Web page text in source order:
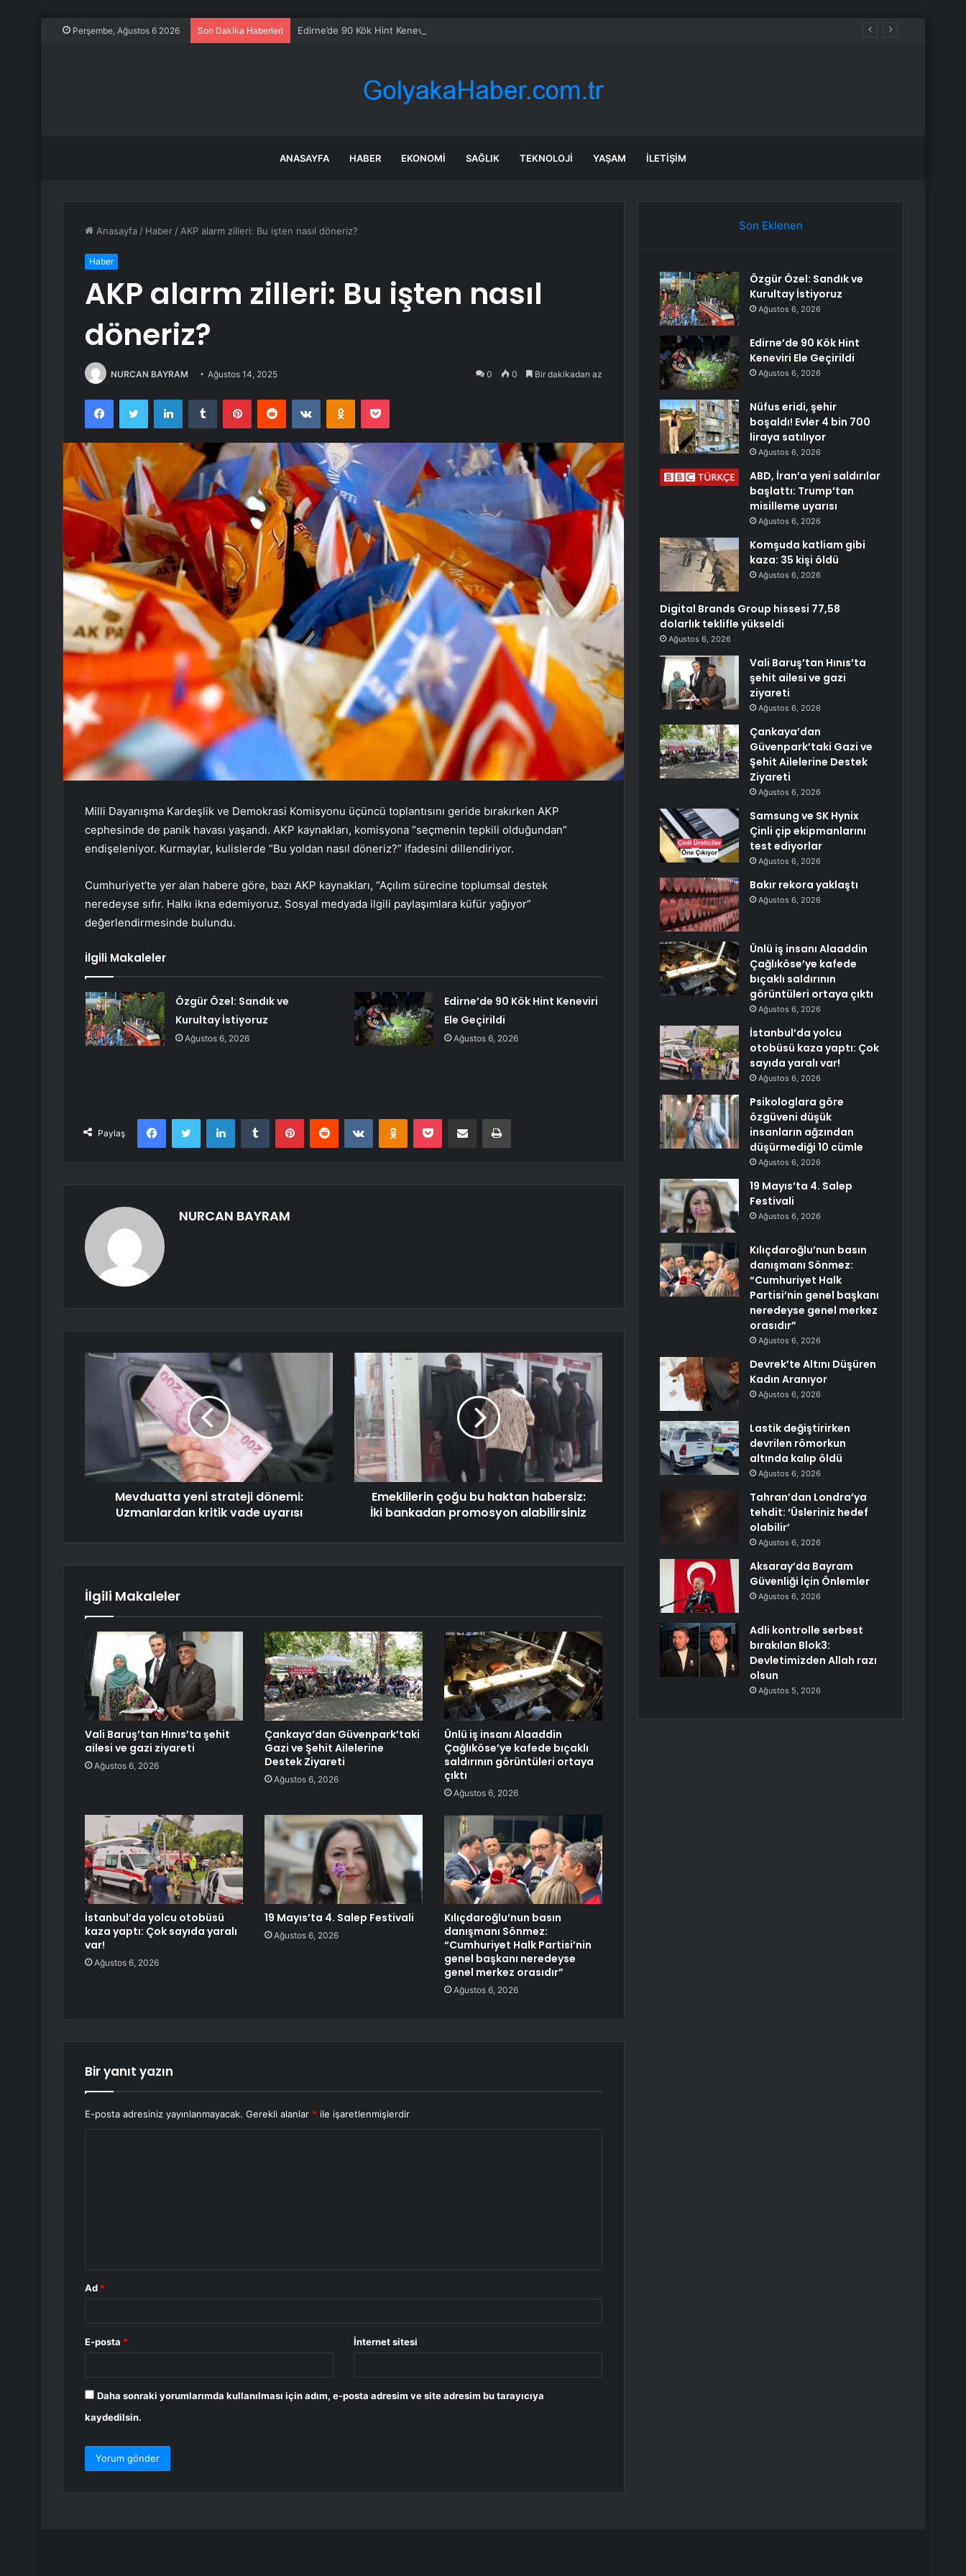
Perşembe, Ağustos 6 2026 Son Dakika Haberleri Edirne’de 90 Kök Hint Keneviri Ele Geçirildi
ANASAYFA HABER EKONOMI SAĞLIK TEKNOLOJI YAŞAM İLETIŞIM
Anasayfa / Haber / AKP alarm zilleri: Bu işten nasıl döneriz?
Haber
AKP alarm zilleri: Bu işten nasıl
döneriz?
NURCAN BAYRAM Ağustos 14, 2025 0 0 Bir dakikadan az
FacebookTwitter LinkedInTumblr PinterestReddit VKontakteOdnoklassniki
Pocket
Milli Dayanışma Kardeşlik ve Demokrasi Komisyonu üçüncü toplantısını geride bırakırken AKP
cephesinde de panik havası yaşandı. AKP kaynakları, komisyona “seçmenin tepkili olduğundan”
endişeleniyor. Kurmaylar, kulislerde “Bu yoldan nasıl döneriz?” ifadesini dillendiriyor.
Cumhuriyet’te yer alan habere göre, bazı AKP kaynakları, “Açılım sürecine toplumsal destek
neredeyse sıfır. Halkı ikna edemiyoruz. Sosyal medyada ilgili paylaşımlara küfür yağıyor”
değerlendirmesinde bulundu.
İlgili Makaleler
Özgür Özel: Sandık ve
Kurultay İstiyoruz
Ağustos 6, 2026
Edirne’de 90 Kök Hint Keneviri
Ele Geçirildi
Ağustos 6, 2026
Paylaş
FacebookTwitter LinkedInTumblr PinterestReddit VKontakteOdnoklassniki
Pocket E-Posta ile paylaş Yazdır
NURCAN BAYRAM
Mevduatta yeni strateji dönemi:
Uzmanlardan kritik vade uyarısı
Emeklilerin çoğu bu haktan habersiz:
İki bankadan promosyon alabilirsiniz
İlgili Makaleler
Vali Baruş’tan Hınıs’ta şehit
ailesi ve gazi ziyareti
Ağustos 6, 2026
Çankaya’dan Güvenpark’taki
Gazi ve Şehit Ailelerine
Destek Ziyareti
Ağustos 6, 2026
Ünlü iş insanı Alaaddin
Çağlıköse’ye kafede bıçaklı
saldırının görüntüleri ortaya
çıktı
Ağustos 6, 2026
İstanbul’da yolcu otobüsü
kaza yaptı: Çok sayıda yaralı
var!
Ağustos 6, 2026
19 Mayıs’ta 4. Salep Festivali
Ağustos 6, 2026
Kılıçdaroğlu’nun basın
danışmanı Sönmez:
“Cumhuriyet Halk Partisi’nin
genel başkanı neredeyse
genel merkez orasıdır”
Ağustos 6, 2026
Bir yanıt yazın
E-posta adresiniz yayınlanmayacak. Gerekli alanlar * ile işaretlenmişlerdir
Ad *
E-posta * İnternet sitesi
Daha sonraki yorumlarımda kullanılması için adım, e-posta adresim ve site adresim bu tarayıcıya
kaydedilsin.
Son Eklenen
Özgür Özel: Sandık ve
Kurultay İstiyoruz
Ağustos 6, 2026
Edirne’de 90 Kök Hint
Keneviri Ele Geçirildi
Ağustos 6, 2026
Nüfus eridi, şehir
boşaldı! Evler 4 bin 700
liraya satılıyor
Ağustos 6, 2026
ABD, İran’a yeni saldırılar
başlattı: Trump’tan
misilleme uyarısı
Ağustos 6, 2026
Komşuda katliam gibi
kaza: 35 kişi öldü
Ağustos 6, 2026
Digital Brands Group hissesi 77,58
dolarlık teklifle yükseldi
Ağustos 6, 2026
Vali Baruş’tan Hınıs’ta
şehit ailesi ve gazi
ziyareti
Ağustos 6, 2026
Çankaya’dan
Güvenpark’taki Gazi ve
Şehit Ailelerine Destek
Ziyareti
Ağustos 6, 2026
Samsung ve SK Hynix
Çinli çip ekipmanlarını
test ediyorlar
Ağustos 6, 2026
Bakır rekora yaklaştı
Ağustos 6, 2026
Ünlü iş insanı Alaaddin
Çağlıköse’ye kafede
bıçaklı saldırının
görüntüleri ortaya çıktı
Ağustos 6, 2026
İstanbul’da yolcu
otobüsü kaza yaptı: Çok
sayıda yaralı var!
Ağustos 6, 2026
Psikologlara göre
özgüveni düşük
insanların ağzından
düşürmediği 10 cümle
Ağustos 6, 2026
19 Mayıs’ta 4. Salep
Festivali
Ağustos 6, 2026
Kılıçdaroğlu’nun basın
danışmanı Sönmez:
“Cumhuriyet Halk
Partisi’nin genel başkanı
neredeyse genel merkez
orasıdır”
Ağustos 6, 2026
Devrek’te Altını Düşüren
Kadın Aranıyor
Ağustos 6, 2026
Lastik değiştirirken
devrilen römorkun
altında kalıp öldü
Ağustos 6, 2026
Tahran’dan Londra’ya
tehdit: ‘Üsleriniz hedef
olabilir’
Ağustos 6, 2026
Aksaray’da Bayram
Güvenliği İçin Önlemler
Ağustos 6, 2026
Adli kontrolle serbest
bırakılan Blok3:
Devletimizden Allah razı
olsun
Ağustos 5, 2026